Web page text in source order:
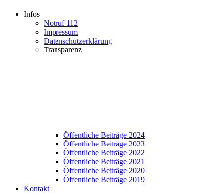
Infos
Notruf 112
Impressum
Datenschutzerklärung
Transparenz
Öffentliche Beiträge 2024
Öffentliche Beiträge 2023
Öffentliche Beiträge 2022
Öffentliche Beiträge 2021
Öffentliche Beiträge 2020
Öffentliche Beiträge 2019
Kontakt